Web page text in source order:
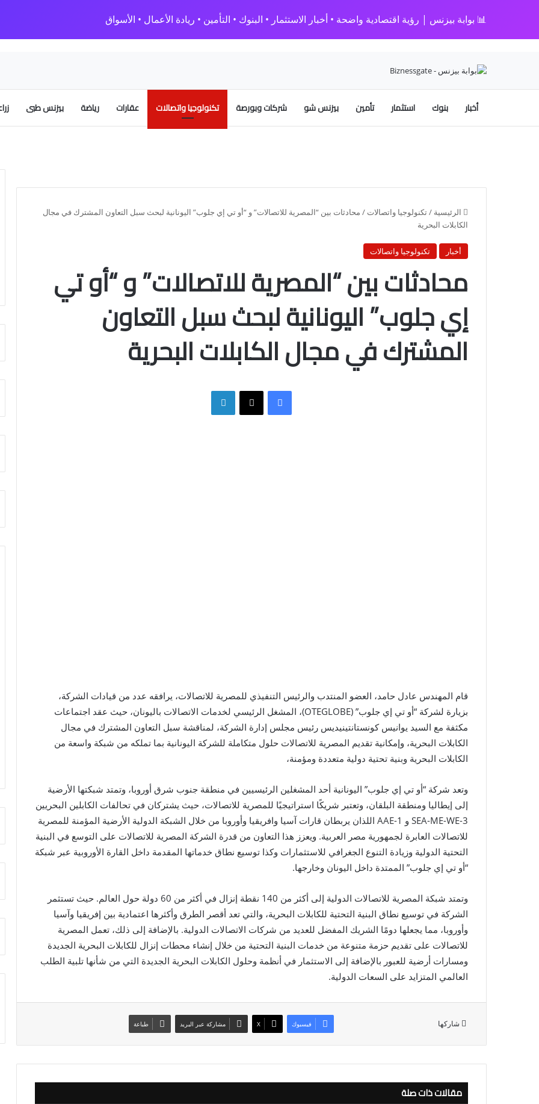
📊 بوابة بيزنس | رؤية اقتصادية واضحة • أخبار الاستثمار • البنوك • التأمين • ريادة الأعمال • الأسواق
أخبار بنوك استثمار تأمين بيزنس شو شركات وبورصة تكنولوجيا واتصالات عقارات رياضة بيزنس طبى
الرئيسية /تكنولوجيا واتصالات / محادثات بين “المصرية للاتصالات” و “أو تي إي جلوب” اليونانية لبحث سبل التعاون المشترك في مجال
الكابلات البحرية
أخبار تكنولوجيا واتصالات
محادثات بين “المصرية للاتصالات” و “أو تي
إي جلوب” اليونانية لبحث سبل التعاون
المشترك في مجال الكابلات البحرية
فيسبوك X
قام المهندس عادل حامد، العضو المنتدب والرئيس التنفيذي للمصرية للاتصالات، يرافقه عدد من قيادات الشركة،
بزيارة لشركة “أو تي إي جلوب” (OTEGLOBE)، المشغل الرئيسي لخدمات الاتصالات باليونان، حيث عقد اجتماعات
مكثفة مع السيد يوانيس كونستانتينيديس رئيس مجلس إدارة الشركة، لمناقشة سبل التعاون المشترك في مجال
الكابلات البحرية، وإمكانية تقديم المصرية للاتصالات حلول متكاملة للشركة اليونانية بما تملكه من شبكة واسعة من
الكابلات البحرية وبنية تحتية دولية متعددة ومؤمنة،
وتعد شركة “أو تي إي جلوب” اليونانية أحد المشغلين الرئيسيين في منطقة جنوب شرق أوروبا، وتمتد شبكتها الأرضية
إلى إيطاليا ومنطقة البلقان، وتعتبر شريكًا استراتيجيًا للمصرية للاتصالات، حيث يشتركان في تحالفات الكابلين البحريين
SEA-ME-WE-3 و AAE-1 اللذان يربطان قارات آسيا وافريقيا وأوروبا من خلال الشبكة الدولية الأرضية المؤمنة للمصرية
للاتصالات العابرة لجمهورية مصر العربية. ويعزز هذا التعاون من قدرة الشركة المصرية للاتصالات على التوسع في البنية
التحتية الدولية وزيادة التنوع الجغرافي للاستثمارات وكذا توسيع نطاق خدماتها المقدمة داخل القارة الأوروبية عبر شبكة
“أو تي إي جلوب” الممتدة داخل اليونان وخارجها.
وتمتد شبكة المصرية للاتصالات الدولية إلى أكثر من 140 نقطة إنزال في أكثر من 60 دولة حول العالم. حيث تستثمر
الشركة في توسيع نطاق البنية التحتية للكابلات البحرية، والتي تعد أقصر الطرق وأكثرها اعتمادية بين إفريقيا وآسيا
وأوروبا، مما يجعلها دومًا الشريك المفضل للعديد من شركات الاتصالات الدولية. بالإضافة إلى ذلك، تعمل المصرية
للاتصالات على تقديم حزمة متنوعة من خدمات البنية التحتية من خلال إنشاء محطات إنزال للكابلات البحرية الجديدة
ومسارات أرضية للعبور بالإضافة إلى الاستثمار في أنظمة وحلول الكابلات البحرية الجديدة التي من شأنها تلبية الطلب
العالمي المتزايد على السعات الدولية.
شاركها فيسبوك X مشاركة عبر البريد طباعة
مقالات ذات صلة